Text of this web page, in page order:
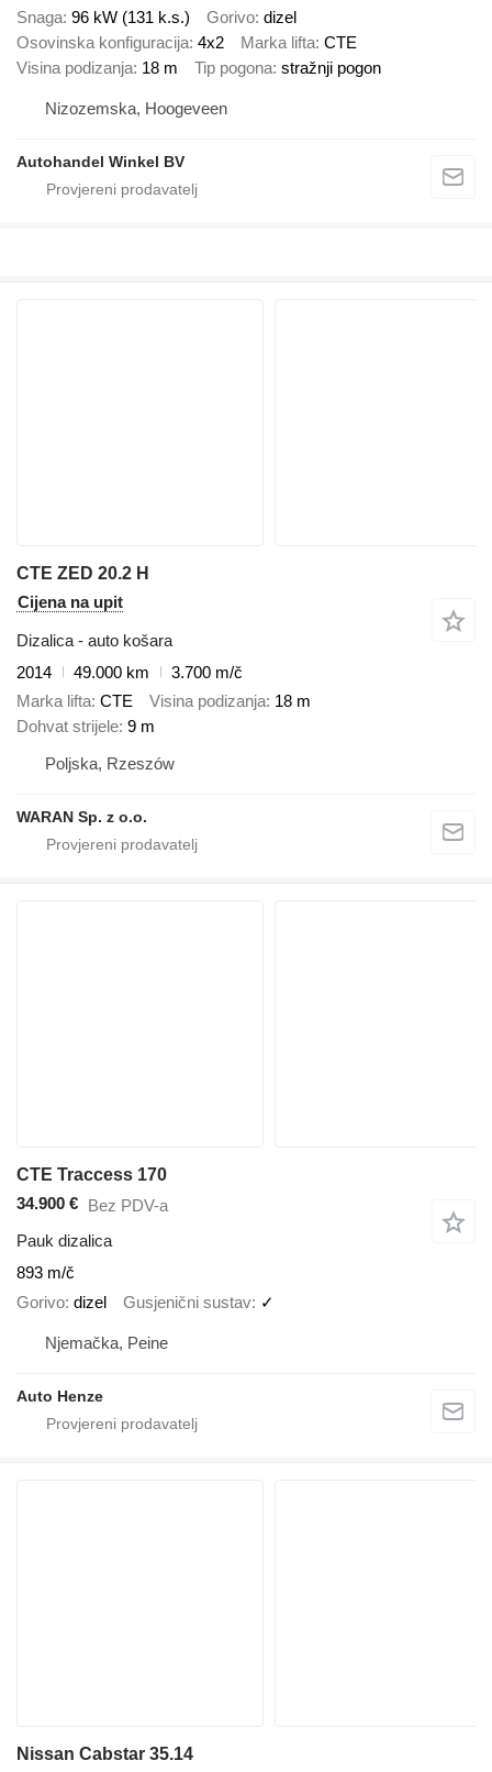
Snaga 96 kW (131 k.s.) Gorivo dizel
Osovinska konfiguracija 4x2 Marka lifta CTE
Visina podizanja 18 m Tip pogona stražnji pogon
Nizozemska, Hoogeveen
Autohandel Winkel BV
CTE ZED 20.2 H
Cijena na upit
Dizalica - auto košara
2014
49.000 km
3.700 m/č
Marka lifta CTE Visina podizanja 18 m
Dohvat strijele 9 m
Poljska, Rzeszów
WARAN Sp. z o.o.
CTE Traccess 170
34.900 € Bez PDV-a
Pauk dizalica
893 m/č
Gorivo dizel Gusjenični sustav ✓
Njemačka, Peine
Auto Henze
Nissan Cabstar 35.14